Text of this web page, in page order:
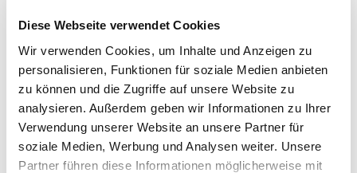
Diese Webseite verwendet Cookies
Wir verwenden Cookies, um Inhalte und Anzeigen zu
personalisieren, Funktionen für soziale Medien anbieten
zu können und die Zugriffe auf unsere Website zu
analysieren. Außerdem geben wir Informationen zu Ihrer
Verwendung unserer Website an unsere Partner für
soziale Medien, Werbung und Analysen weiter. Unsere
Partner führen diese Informationen möglicherweise mit
Dies könnte Sie auch
interessieren